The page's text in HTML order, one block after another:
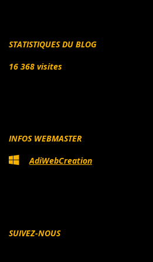
STATISTIQUES DU BLOG
16 368 visites
INFOS WEBMASTER
AdiWebCreation
SUIVEZ-NOUS